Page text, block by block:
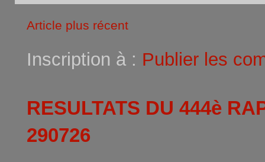
Article plus récent
Inscription à : Publier les
RESULTATS DU 444è
290726